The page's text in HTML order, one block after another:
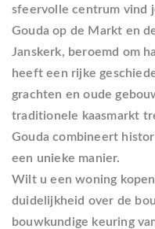
sfeervolle centrum vind
Gouda op de Markt en
Janskerk, beroemd om
heeft een rijke
grachten en oude
traditionele kaasmarkt
Gouda combineert
een unieke manier.
Wilt u een woning
duidelijkheid over de
bouwkundige keuring